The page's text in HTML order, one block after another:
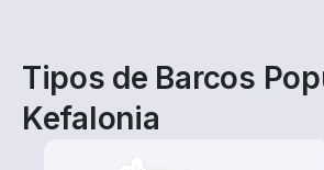
Tipos de Barcos
Kefalonia